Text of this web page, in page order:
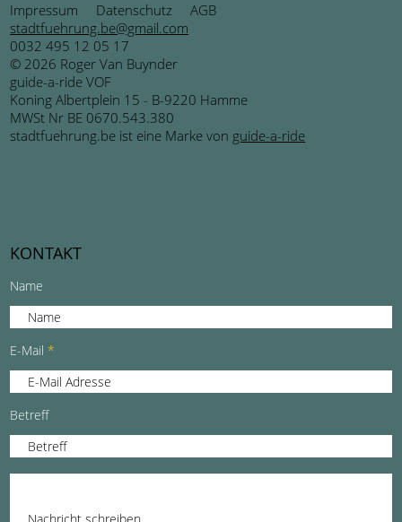
KONTAKT
Name
E-Mail
Betreff
Impressum
Datenschutz
AGB
stadtfuehrung.be@gmail.com
0032 495 12 05 17
© 2026 Roger Van Buynder
guide-a-ride VOF
Koning Albertplein 15 - B-9220 Hamme
MWSt Nr BE 0670.543.380
stadtfuehrung.be ist eine Marke von guide-a-ride